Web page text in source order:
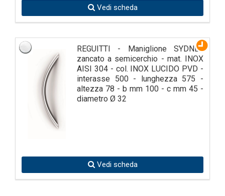
Vedi scheda
REGUITTI - Maniglione SYDNEY
zancato a semicerchio - mat. INOX
AISI 304 - col. INOX LUCIDO PVD -
interasse 500 - lunghezza 575 -
altezza 78 - b mm 100 - c mm 45 -
diametro Ø 32
Vedi scheda